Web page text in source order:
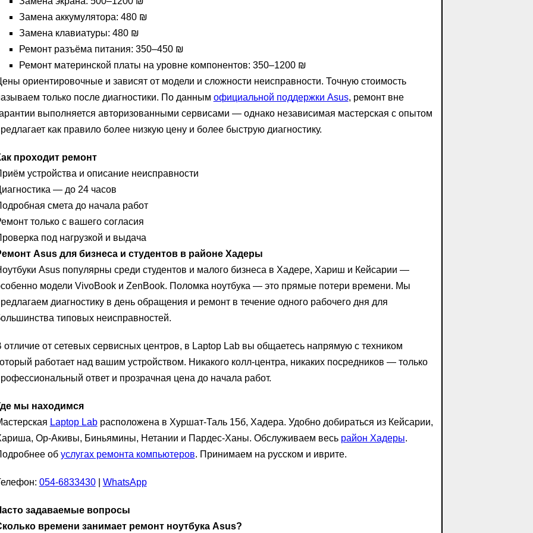
Замена аккумулятора: 480 ₪
Замена клавиатуры: 480 ₪
Ремонт разъёма питания: 350–450 ₪
Ремонт материнской платы на уровне компонентов: 350–1200 ₪
ориентировочные и зависят от модели и сложности неисправности. Точную стоимость
только после диагностики. По данным официальной поддержки Asus, ремонт вне
выполняется авторизованными сервисами — однако независимая мастерская с опытом
как правило более низкую цену и более быструю диагностику.
проходит ремонт
устройства и описание неисправности
— до 24 часов
смета до начала работ
только с вашего согласия
под нагрузкой и выдача
Asus для бизнеса и студентов в районе Хадеры
Asus популярны среди студентов и малого бизнеса в Хадере, Хариш и Кейсарии —
модели VivoBook и ZenBook. Поломка ноутбука — это прямые потери времени. Мы
диагностику в день обращения и ремонт в течение одного рабочего дня для
типовых неисправностей.
отличие от сетевых сервисных центров, в Laptop Lab вы общаетесь напрямую с техником
работает над вашим устройством. Никакого колл-центра, никаких посредников — только
ответ и прозрачная цена до начала работ.
мы находимся
Laptop Labрасположена в Хуршат-Таль 15б, Хадера. Удобно добираться из Кейсарии,
Ор-Акивы, Биньямины, Нетании и Пардес-Ханы. Обслуживаем весь район Хадеры.
об услугах ремонта компьютеров. Принимаем на русском и иврите.
054-6833430| WhatsApp
задаваемые вопросы
времени занимает ремонт ноутбука Asus?